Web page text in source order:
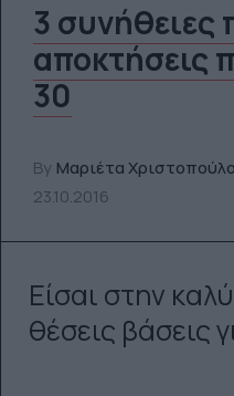
3 συνήθειες
αποκτήσεις
30
By Μαριέτα
23.10.2016
Είσαι στην
θέσεις βάσεις